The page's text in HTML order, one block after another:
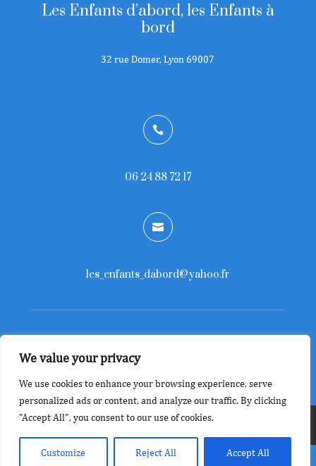
We value your privacy
We use cookies to enhance your browsing experience, serve
personalized ads or content, and analyze our traffic. By clicking
"Accept All", you consent to our use of cookies.
Customize Reject All Accept All
Les Enfants d’abord, les Enfants à
bord
32 rue Domer, Lyon 69007

06 24 88 72 17

les_enfants_dabord@yahoo.fr
Mentions-légales